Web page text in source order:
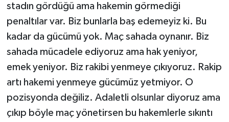
stadın gördüğü ama hakemin görmediği
penaltılar var. Biz bunlarla baş edemeyiz ki. Bu
kadar da gücümü yok. Maç sahada oynanır. Biz
sahada mücadele ediyoruz ama hak yeniyor,
emek yeniyor. Biz rakibi yenmeye çıkıyoruz. Rakip
artı hakemi yenmeye gücümüz yetmiyor. O
pozisyonda değiliz. Adaletli olsunlar diyoruz ama
çıkıp böyle maç yönetirsen bu hakemlerle sıkıntı